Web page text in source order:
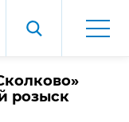
розыск